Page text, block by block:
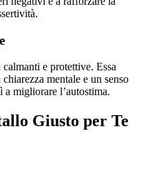
e protettive. Essa
mentale e un senso
migliorare l’autostima.
Giusto per Te